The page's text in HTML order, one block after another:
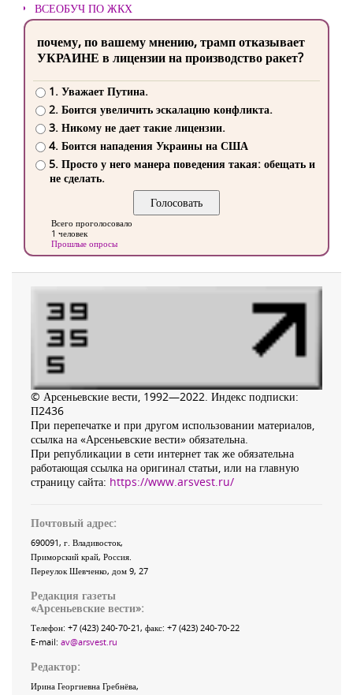
ВСЕОБУЧ ПО ЖКХ
почему, по вашему мнению, трамп отказывает
УКРАИНЕ в лицензии на производство ракет?
1. Уважает Путина.
2. Боится увеличить эскалацию конфликта.
3. Никому не дает такие лицензии.
4. Боится нападения Украины на США
5. Просто у него манера поведения такая: обещать и
не сделать.
Всего проголосовало
1 человек
Прошлые опросы
© Арсеньевские вести, 1992—2022. Индекс подписки:
П2436
При перепечатке и при другом использовании материалов,
ссылка на «Арсеньевские вести» обязательна.
При републикации в сети интернет так же обязательна
работающая ссылка на оригинал статьи, или на главную
страницу сайта: https://www.arsvest.ru/
Почтовый адрес:
690091, г. Владивосток,
Приморский край, Россия
Переулок Шевченко, дом 9, 27
Редакция газеты
«Арсеньевские вести»:
Телефон: +7 (423) 240-70-21, факс: +7 (423) 240-70-22
E-mail: av@arsvest.ru
Редактор:
Ирина Георгиевна Гребнёва,